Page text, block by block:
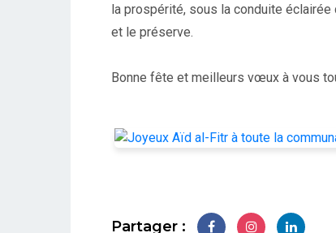
la prospérité, sous la conduite éclairée
et le préserve.
Bonne fête et meilleurs vœux à vous
Partager :